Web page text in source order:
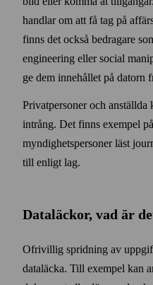
handlar om att få tag på
finns det också bedragare
engineering eller social
ge dem inne­hållet på datorn
Privat­personer och
intrång. Det finns exempel
myndighets­personer läst
till enligt lag.
Data­läckor, vad är
Ofrivillig spridning av
data­läcka. Till exempel kan